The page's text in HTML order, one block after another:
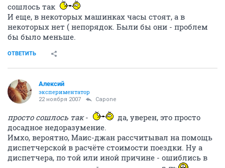
сошлось так
И еще, в некоторых машинках часы стоят, а в
некоторых нет ( непорядок. Были бы они - проблем
бы было меньше.
ОТВЕТИТЬ
Алексий
экспериментатор
22 ноября 2007 Capone
просто сошлось так-
да, уверен, это просто
досадное недоразумение.
Имхо, вероятно, Маис-джан рассчитывал на помощь
диспетчерской в расчёте стоимости поездки. Ну а
диспетчера, по той или иной причине - ошиблись в